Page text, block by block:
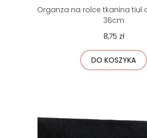
Organza na rolce tkanina tiul
36cm
8,75 zł
DO KOSZYKA